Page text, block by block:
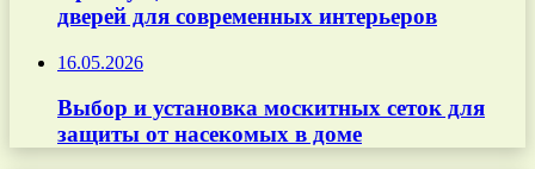
дверей для современных интерьеров
16.05.2026
Выбор и установка москитных сеток для
защиты от насекомых в доме